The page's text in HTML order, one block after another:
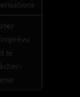
l’imprévu
le
lâcher-